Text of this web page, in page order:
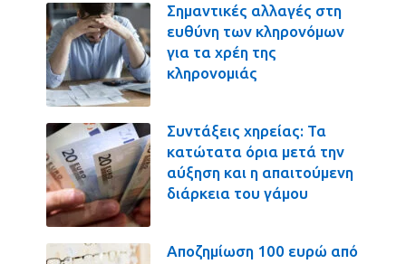
Σημαντικές αλλαγές στη
ευθύνη των κληρονόμων
για τα χρέη της
κληρονομιάς
Συντάξεις χηρείας: Τα
κατώτατα όρια μετά την
αύξηση και η απαιτούμενη
διάρκεια του γάμου
Αποζημίωση 100 ευρώ από